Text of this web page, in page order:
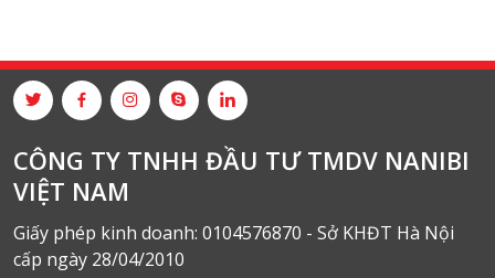
CÔNG TY TNHH ĐẦU TƯ TMDV NANIBI
VIỆT NAM
Giấy phép kinh doanh: 0104576870 - Sở KHĐT Hà Nội
cấp ngày 28/04/2010